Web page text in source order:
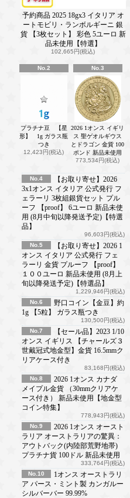
予約商品 2025 18gx3 イタリア オ
ートモビリ・ランボルギーニ 銀
貨 【3枚セット】 彩色 5ユーロ 新
品未使用【特選】
102,665円(税込)
No.2
プラチナ豆 【星
形】 1g ガラス瓶
つき
12,423円(税込)
No.3
2026 1オンス イギリ
ス 聖ゲオルギウス
とドラゴン 金貨 100
ポンド 新品未使用
773,534円(税込)
No.4
【お取り寄せ】2026
3x1オンス イタリア 公式発行 フ
ェラーリ 3枚組銀貨セット プル
ーフ 【proof】 6ユーロ 新品未使
用 (8月中旬以降発送予定)【特選
品】
96,603円(税込)
No.5
【お取り寄せ】2026 1
オンス イタリア 公式発行 フェ
ラーリ 金貨 プルーフ 【proof】
１００ユーロ 新品未使用 (8月上
旬以降発送予定)【特選品】
1,229,946円(税込)
No.6
野口コイン【金豆】約
1g 【5粒】 ガラス瓶つき
130,500円(税込)
No.7
【セール品】2023 1/10
オンス イギリス 【チャールズ３
世戴冠式地金型】金貨 16.5mmク
リアケース付き
83,168円(税込)
No.8
2026 1オンス カナダ
メイプル金貨 （30mmクリアケ
ース付き） 新品未使用【地金型
コイン特集】
778,943円(税込)
No.9
2026 1オンス オースト
ラリア オーストラリアの驚異：
アウトバック(内陸部荒野地帯)
プラチナ貨 100ドル 新品未使用
333,764円(税込)
No.10
1オンス オーストラリ
ア パース・ミント製 カンガルー
シルバーバー 99.99%